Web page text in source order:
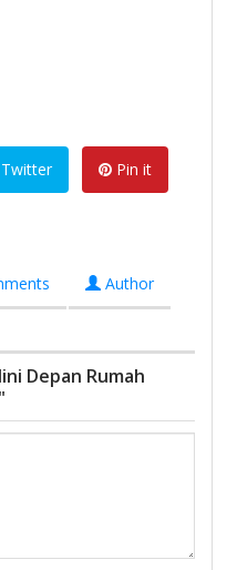
Twitter Pin it
Author
Depan Rumah